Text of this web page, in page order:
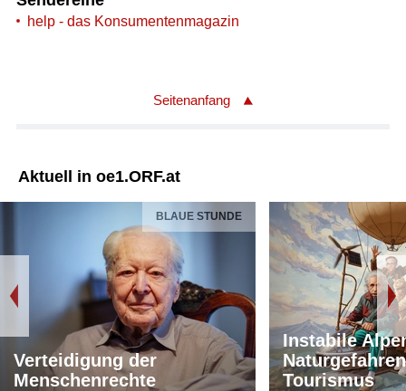
help - das Konsumentenmagazin
Seitenanfang
Aktuell in oe1.ORF.at
BLAUE STUNDE
Verteidigung der
Menschenrechte
Instabile
Tourismus